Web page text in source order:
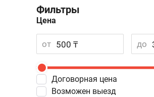
Фильтры
Цена
от до
Договорная цена
Возможен выезд